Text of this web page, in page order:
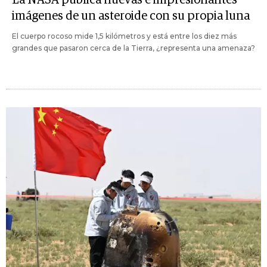
imágenes de un asteroide con su propia luna
El cuerpo rocoso mide 1,5 kilómetros y está entre los diez más
grandes que pasaron cerca de la Tierra, ¿representa una amenaza?